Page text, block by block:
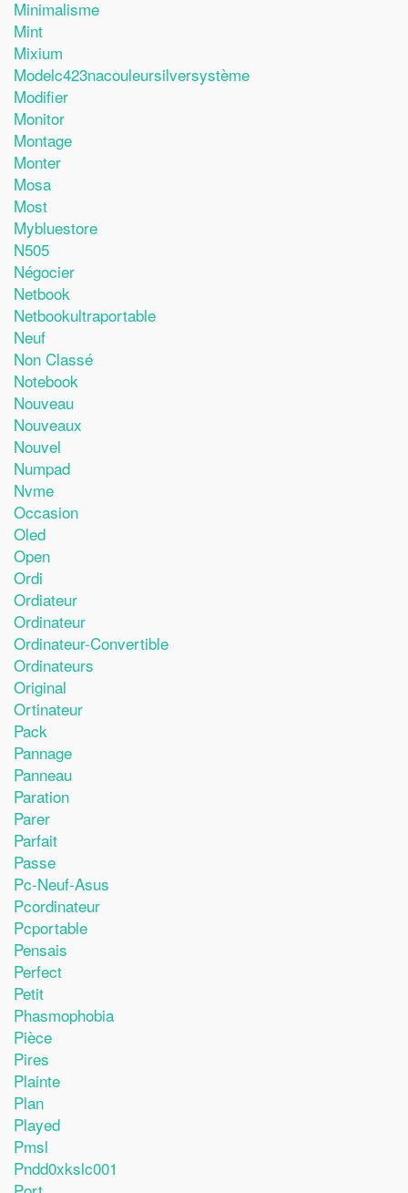
Minimalisme
Mint
Mixium
Modelc423nacouleursilversystème
Modifier
Monitor
Montage
Monter
Mosa
Most
Mybluestore
N505
Négocier
Netbook
Netbookultraportable
Neuf
Non Classé
Notebook
Nouveau
Nouveaux
Nouvel
Numpad
Nvme
Occasion
Oled
Open
Ordi
Ordiateur
Ordinateur
Ordinateur-Convertible
Ordinateurs
Original
Ortinateur
Pack
Pannage
Panneau
Paration
Parer
Parfait
Passe
Pc-Neuf-Asus
Pcordinateur
Pcportable
Pensais
Perfect
Petit
Phasmophobia
Pièce
Pires
Plainte
Plan
Played
Pmsl
Pndd0xkslc001